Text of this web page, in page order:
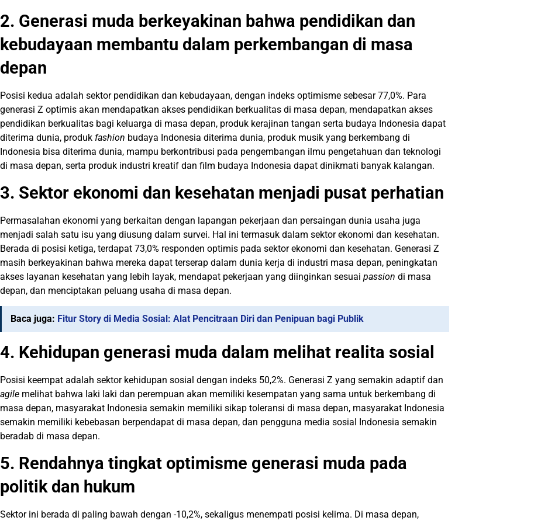
2. Generasi muda berkeyakinan bahwa pendidikan dan
kebudayaan membantu dalam perkembangan di masa
depan
Posisi kedua adalah sektor pendidikan dan kebudayaan, dengan indeks optimisme sebesar 77,0%. Para
generasi Z optimis akan mendapatkan akses pendidikan berkualitas di masa depan, mendapatkan akses
pendidikan berkualitas bagi keluarga di masa depan, produk kerajinan tangan serta budaya Indonesia dapat
diterima dunia, produk fashion budaya Indonesia diterima dunia, produk musik yang berkembang di
Indonesia bisa diterima dunia, mampu berkontribusi pada pengembangan ilmu pengetahuan dan teknologi
di masa depan, serta produk industri kreatif dan film budaya Indonesia dapat dinikmati banyak kalangan.
3. Sektor ekonomi dan kesehatan menjadi pusat perhatian
Permasalahan ekonomi yang berkaitan dengan lapangan pekerjaan dan persaingan dunia usaha juga
menjadi salah satu isu yang diusung dalam survei. Hal ini termasuk dalam sektor ekonomi dan kesehatan.
Berada di posisi ketiga, terdapat 73,0% responden optimis pada sektor ekonomi dan kesehatan. Generasi Z
masih berkeyakinan bahwa mereka dapat terserap dalam dunia kerja di industri masa depan, peningkatan
akses layanan kesehatan yang lebih layak, mendapat pekerjaan yang diinginkan sesuai passion di masa
depan, dan menciptakan peluang usaha di masa depan.
Baca juga: Fitur Story di Media Sosial: Alat Pencitraan Diri dan Penipuan bagi Publik
4. Kehidupan generasi muda dalam melihat realita sosial
Posisi keempat adalah sektor kehidupan sosial dengan indeks 50,2%. Generasi Z yang semakin adaptif dan
agile melihat bahwa laki laki dan perempuan akan memiliki kesempatan yang sama untuk berkembang di
masa depan, masyarakat Indonesia semakin memiliki sikap toleransi di masa depan, masyarakat Indonesia
semakin memiliki kebebasan berpendapat di masa depan, dan pengguna media sosial Indonesia semakin
beradab di masa depan.
5. Rendahnya tingkat optimisme generasi muda pada
politik dan hukum
Sektor ini berada di paling bawah dengan -10,2%, sekaligus menempati posisi kelima. Di masa depan,